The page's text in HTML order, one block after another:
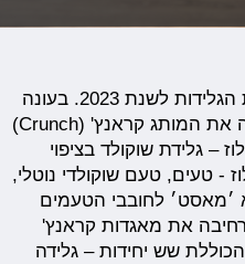
גלידות נסטלה פותחת את עונת הגלידות לשנת 2023. בעונה
הנוכחית, מחזקת גלידות נסטלה את המותג קראנץ' (Crunch)
– גלידת שוקולד בציפוי
- טעים, טעם שוקולדי נוטלי,
׳מאסט׳ לחובבי הטעמים
את מאגדות קראנץ'
שש יחידות – גלידה